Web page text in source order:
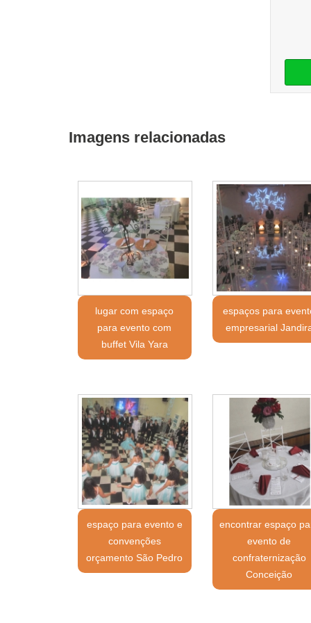
Imagens relacionadas
lugar com espaço
para evento com
buffet Vila Yara
espaços para
empresarial
espaço para evento e
convenções
orçamento São Pedro
encontrar espaço
evento de
confraternização
Conceição